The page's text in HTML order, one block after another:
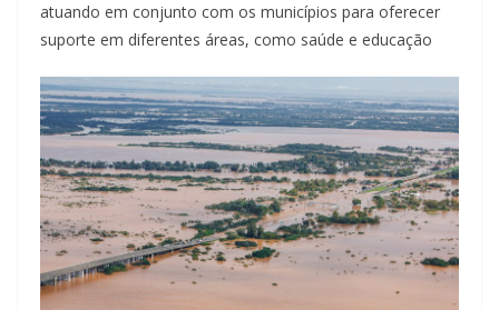
atuando em conjunto com os municípios para oferecer
suporte em diferentes áreas, como saúde e educação